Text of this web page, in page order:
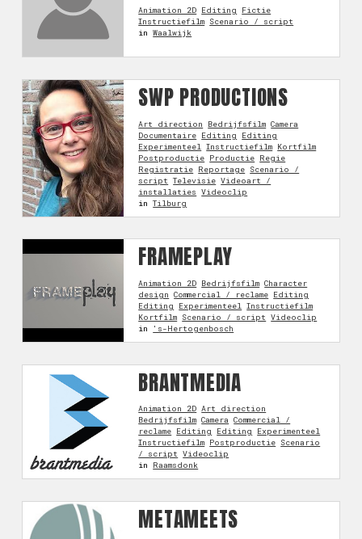
Animation 2D Editing
Fictie
Instructiefilm Scenario / script
inWaalwijk
SWP PRODUCTIONS
Art direction Bedrijfsfilm Camera
Documentaire Editing
Editing
Experimenteel
Instructiefilm Kortfilm
Postproductie Productie Regie
Registratie Reportage Scenario /
script Televisie Videoart /
installaties Videoclip
inTilburg
FRAMEPLAY
Animation 2D Bedrijfsfilm Character
design Commercial / reclame Editing
Editing
Experimenteel Instructiefilm
Kortfilm Scenario / script Videoclip
in
's-Hertogenbosch
BRANTMEDIA
Animation 2D Art direction
Bedrijfsfilm Camera Commercial /
reclame Editing Editing
Experimenteel
Instructiefilm Postproductie Scenario
/ script Videoclip
in Raamsdonk
METAMEETS